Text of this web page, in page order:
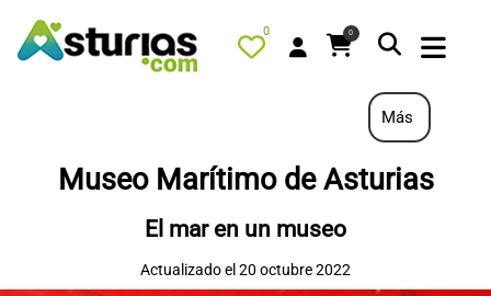
0 0
QUÉ HACER
ALOJAMIENTOS
Más
Museo Marítimo de Asturias
El mar en un museo
Actualizado el 20 octubre 2022